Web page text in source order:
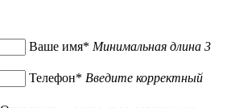
Ваше имя* Минимальная длина 3
Телефон* Введите корректный